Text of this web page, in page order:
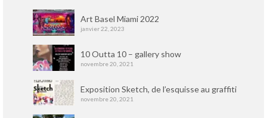
Art Basel Miami 2022
janvier 22, 2023
10 Outta 10 – gallery show
novembre 20, 2021
Exposition Sketch, de l’esquisse au graffiti
novembre 20, 2021